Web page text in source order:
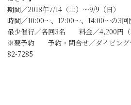
期間／2018年7/14（土）～9/9（日）
時間／10:00～、12:00～、14:00～の3回
最少催行／各回3名 料金／4,200円（
※要予約 予約・問合せ／ダイビング
82-7285